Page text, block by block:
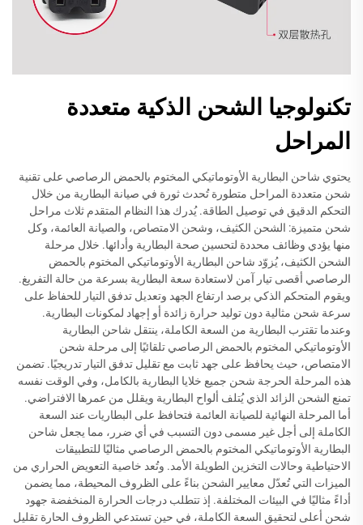
تكنولوجيا الشحن الذكية متعددة
المراحل
يحتوي شاحن البطارية الأوتوماتيكي المختوم بالحمض الرصاصي على تقنية
شحن متعددة المراحل متطورة تُحدث ثورة في صيانة البطارية من خلال
التحكم الدقيق في توصيل الطاقة. يُدرك هذا النظام المتقدم ثلاث مراحل
شحن متميزة: الشحن الكثيف، وشحن الامتصاص، والصيانة العائمة، وكل
منها يؤدي وظائف محددة لتحسين صحة البطارية وأدائها. خلال مرحلة
الشحن الكثيف، يُزوّد شاحن البطارية الأوتوماتيكي المختوم بالحمض
الرصاصي أقصى تيار آمن لاستعادة سعة البطارية بسرعة من حالة التفريغ.
ويقوم المتحكم الذكي برصد ارتفاع الجهد وتعديل تدفق التيار للحفاظ على
سرعة شحن مثالية دون توليد حرارة زائدة أو إجهاد لمكونات البطارية.
وعندما تقترب البطارية من السعة الكاملة، ينتقل شاحن البطارية
الأوتوماتيكي المختوم بالحمض الرصاصي تلقائيًا إلى مرحلة شحن
الامتصاص، حيث يحافظ على جهد ثابت مع تقليل تدفق التيار تدريجيًا. تضمن
هذه المرحلة الحرجة شحن جميع خلايا البطارية بالكامل، وفي الوقت نفسه
تمنع الشحن الزائد الذي يُتلف ألواح البطارية ويقلل من عمرها الافتراضي.
أما المرحلة النهائية للصيانة العائمة فتحافظ على البطاريات عند السعة
الكاملة إلى أجل غير مسمى دون التسبب في أي ضرر، مما يجعل شاحن
البطارية الأوتوماتيكي المختوم بالحمض الرصاصي مثاليًا للتطبيقات
الاحتياطية وحالات التخزين الطويلة الأمد. وتُعد خاصية التعويض الحراري من
الميزات التي تُعدّل معايير الشحن بناءً على الظروف المحيطة، مما يضمن
أداءً مثاليًا في البيئات المختلفة. إذ تتطلب درجات الحرارة المنخفضة جهود
شحن أعلى لتحقيق السعة الكاملة، في حين تستدعي الظروف الحارة تقليل